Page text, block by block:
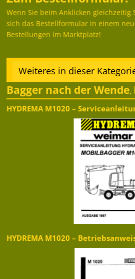
Wenn Sie beim Anklicken gleichzeitig
sich das Bestellformular in einem
Bestellungen im Marktplatz!
Weiteres in dieser
Bagger nach der Wende,
HYDREMA M1020 –
HYDREMA M1020 –